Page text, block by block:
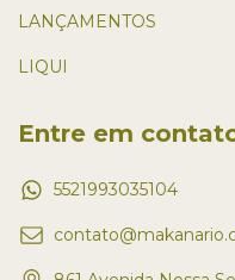
LANÇAMENTOS
LIQUI
Entre em
5521993035104